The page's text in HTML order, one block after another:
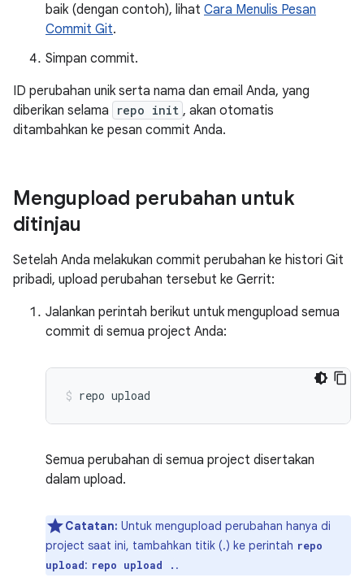
baik (dengan contoh), lihat Cara Menulis Pesan
Commit Git.
Simpan commit.
ID perubahan unik serta nama dan email Anda, yang
diberikan selama
repo init , akan otomatis
ditambahkan ke pesan commit Anda.
Mengupload perubahan untuk
ditinjau
Setelah Anda melakukan commit perubahan ke histori Git
pribadi, upload perubahan tersebut ke Gerrit:
Jalankan perintah berikut untuk mengupload semua
commit di semua project Anda:
repo upload
Semua perubahan di semua project disertakan
dalam upload.
Catatan: Untuk mengupload perubahan hanya di
project saat ini, tambahkan titik (.) ke perintah repo
upload: repo upload . .